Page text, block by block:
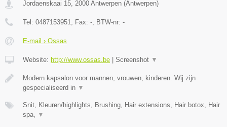
Jordaenskaai 15 2000 Antwerpen (Antwerpen)
Tel: 0487153951 , Fax: - , BTW-nr: -
E-mail › Ossas
Website: http://www.ossas.be | Screenshot ▼
Modern kapsalon voor mannen, vrouwen, kinderen. Wij zijn
gespecialiseerd in ▼
Snit, Kleuren/highlights, Brushing, Hair extensions, Hair botox, Hair
spa,
▼